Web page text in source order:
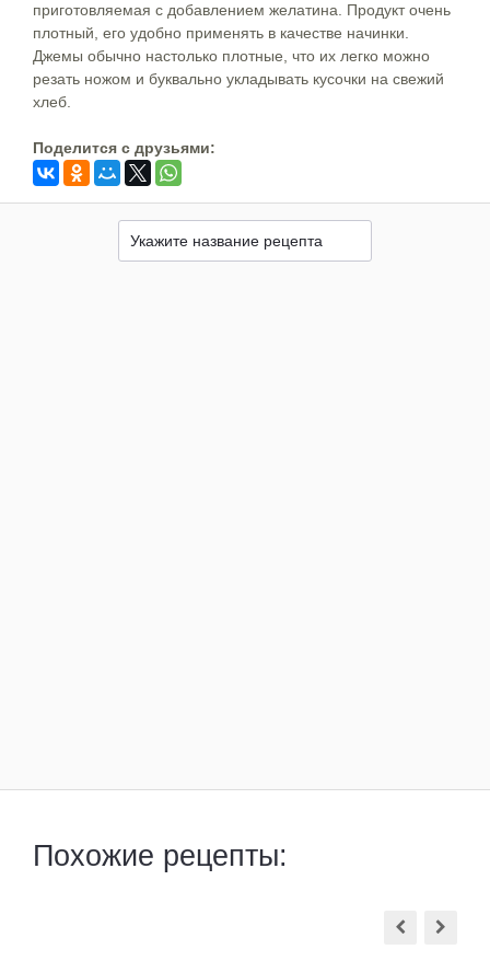
приготовляемая с добавлением желатина. Продукт очень
плотный, его удобно применять в качестве начинки.
Джемы обычно настолько плотные, что их легко можно
резать ножом и буквально укладывать кусочки на свежий
хлеб.
Поделится c друзьями:
Похожие рецепты: